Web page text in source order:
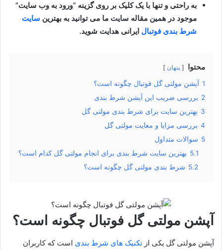
به راحتی و تنها با یک کلیک بر روی گزینه “ورود به وب سایت”
موجود در همین مقاله سایت ما می توانید به بهترین سایت
شرط بندی فوتبال ایرانی هدایت شوید.
محتوا پنهان
1 آپشن مولتی گل فوتبال چگونه است؟
2 بررسی ضریب این آپشن شرط بندی
3 بهترین سایت برای شرط بندی مولتی گل
4 بررسی مزایا و معایت مولتی گل
5 سوالات متداول
5.1 بهترین سایت شرط بندی برای انجام مولتی گل کدام است؟
5.2 شرط بندی مولتی گل چگونه است؟
آپشن مولتی گل فوتبال چگونه است؟
آپشن مولتی گل یکی از تکنیک های شرط بندی است که کاربران